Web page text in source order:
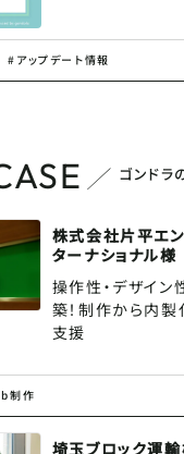
#アップデート情報
ゴンドラ
株式会社片平エン
ターナショナル様
操作性・デザイン
築！制作から内製
支援
制作
埼玉ブロック運